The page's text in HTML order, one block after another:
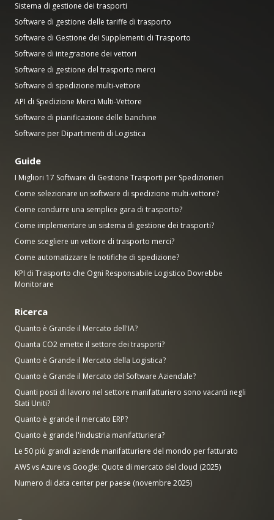
Sistema di gestione dei trasporti
Software di gestione delle tariffe di trasporto
Software di Gestione dei Supplementi di Trasporto
Software di integrazione dei vettori
Software di gestione del trasporto merci
Software di spedizione multi-vettore
API di Spedizione Merci Multi-Vettore
Software di pianificazione delle banchine
Software per Dipartimenti di Logistica
Guide
I Migliori 17 Software di Gestione Trasporti per Spedizionieri
Come selezionare un software di spedizione multi-vettore?
Come condurre una semplice gara di trasporto?
Come implementare un sistema di gestione dei trasporti?
Come scegliere un vettore di trasporto merci?
Come automatizzare le notifiche di spedizione?
KPI di Trasporto che Ogni Responsabile Logistico Dovrebbe
Monitorare
Ricerca
Quanto è Grande il Mercato dell'IA?
Quanta CO2 emette il settore dei trasporti?
Quanto è Grande il Mercato della Logistica?
Quanto è Grande il Mercato del Software Aziendale?
Quanti posti di lavoro nel settore manifatturiero sono vacanti negli
Stati Uniti?
Quanto è grande il mercato ERP?
Quanto è grande l'industria manifatturiera?
Le 50 più grandi aziende manifatturiere del mondo per fatturato
AWS vs Azure vs Google: Quote di mercato del cloud (2025)
Numero di data center per paese (novembre 2025)